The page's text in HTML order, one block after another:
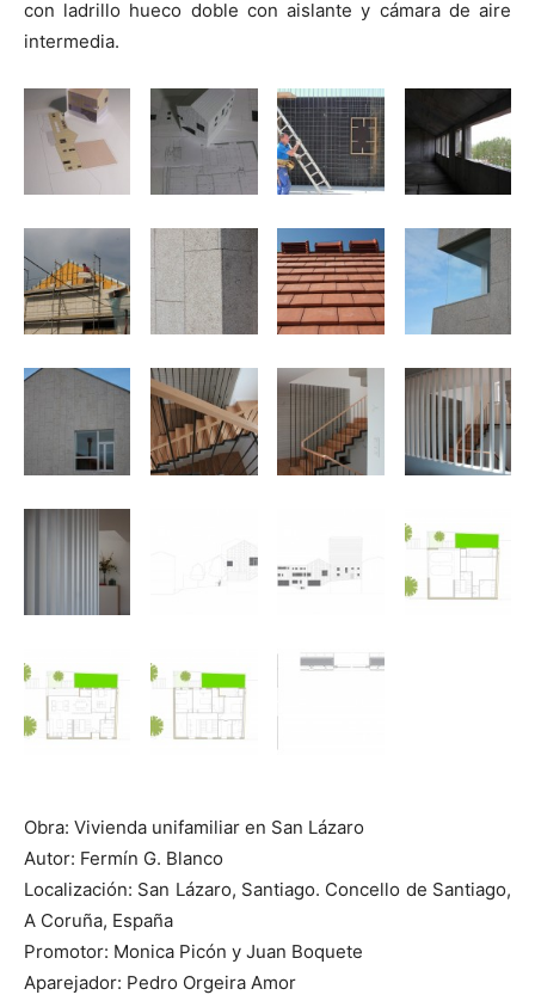
con ladrillo hueco doble con aislante y cámara de aire
intermedia.
Obra: Vivienda unifamiliar en San Lázaro
Autor: Fermín G. Blanco
Localización: San Lázaro, Santiago. Concello de Santiago,
A Coruña, España
Promotor: Monica Picón y Juan Boquete
Aparejador: Pedro Orgeira Amor